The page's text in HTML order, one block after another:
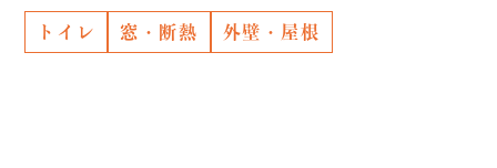
トイレ 窓・断熱 外壁・屋根